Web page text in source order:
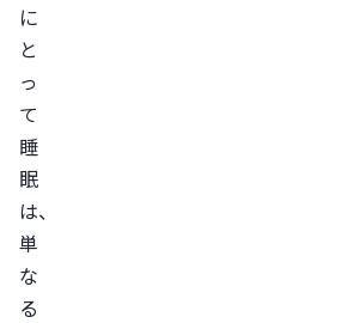
に
と
っ
て
睡
眠
は、
単
な
る